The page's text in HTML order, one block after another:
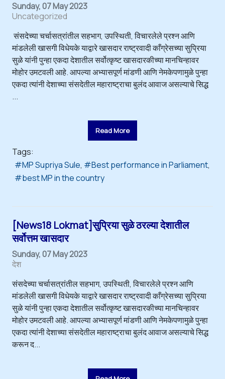
Sunday, 07 May 2023
Uncategorized
संसदेच्या चर्चासत्रांतील सहभाग, उपस्थिती, विचारलेले प्रश्न आणि
मांडलेली खासगी विधेयके याद्वारे खासदार राष्ट्रवादी काँग्रेसच्या सुप्रिया
सुळे यांनी पुन्हा एकदा देशातील सर्वोत्कृष्ट खासदारकीच्या मानचिन्हावर
मोहोर उमटवली आहे. आपल्या अभ्यासपूर्ण मांडणी आणि नेमकेपणामुळे पुन्हा
एकदा त्यांनी देशाच्या संसदेतील महाराष्ट्राचा बुलंद आवाज असल्याचे सिद्ध
...
Read More
Tags:
MP Supriya Sule
Best performance in Parliament
best MP in the country
[News18 Lokmat]सुप्रिया सुळे ठरल्या देशातील
सर्वोत्तम खासदार
Sunday, 07 May 2023
देश
संसदेच्या चर्चासत्रांतील सहभाग, उपस्थिती, विचारलेले प्रश्न आणि
मांडलेली खासगी विधेयके याद्वारे खासदार राष्ट्रवादी काँग्रेसच्या सुप्रिया
सुळे यांनी पुन्हा एकदा देशातील सर्वोत्कृष्ट खासदारकीच्या मानचिन्हावर
मोहोर उमटवली आहे. आपल्या अभ्यासपूर्ण मांडणी आणि नेमकेपणामुळे पुन्हा
एकदा त्यांनी देशाच्या संसदेतील महाराष्ट्राचा बुलंद आवाज असल्याचे सिद्ध
करून द...